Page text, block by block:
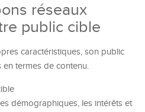
réseaux
public cible
caractéristiques, son public
termes de contenu.
démographiques, les intérêts et